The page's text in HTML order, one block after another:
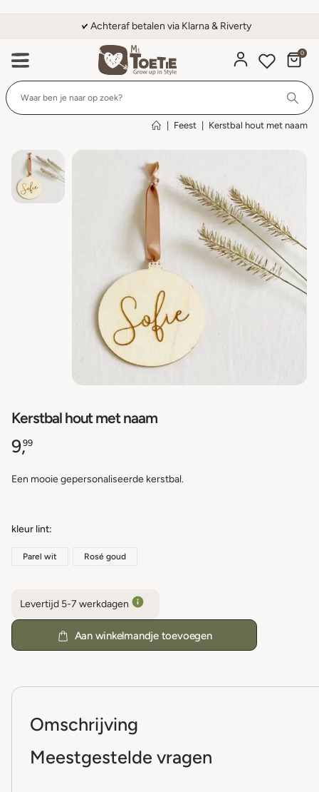
Achteraf betalen via Klarna & Riverty
0
Feest Kerstbal hout met naam
Kerstbal hout met naam
9,99
Een mooie gepersonaliseerde kerstbal.
kleur lint
Parel wit Rosé goud
Levertijd 5-7 werkdagen
Aan winkelmandje toevoegen
Omschrijving
Meestgestelde vragen